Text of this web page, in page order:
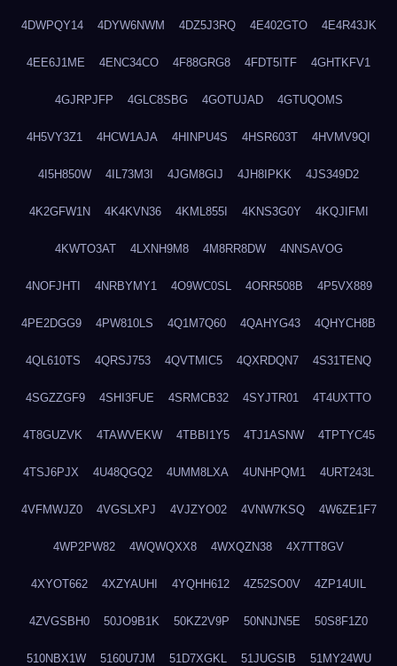
4DWPQY14 4DYW6NWM 4DZ5J3RQ 4E402GTO 4E4R43JK
4EE6J1ME 4ENC34CO 4F88GRG8 4FDT5ITF 4GHTKFV1
4GJRPJFP 4GLC8SBG 4GOTUJAD 4GTUQOMS
4H5VY3Z1 4HCW1AJA 4HINPU4S 4HSR603T 4HVMV9QI
4I5H850W 4IL73M3I 4JGM8GIJ 4JH8IPKK 4JS349D2
4K2GFW1N 4K4KVN36 4KML855I 4KNS3G0Y 4KQJIFMI
4KWTO3AT 4LXNH9M8 4M8RR8DW 4NNSAVOG
4NOFJHTI 4NRBYMY1 4O9WC0SL 4ORR508B 4P5VX889
4PE2DGG9 4PW810LS 4Q1M7Q60 4QAHYG43 4QHYCH8B
4QL610TS 4QRSJ753 4QVTMIC5 4QXRDQN7 4S31TENQ
4SGZZGF9 4SHI3FUE 4SRMCB32 4SYJTR01 4T4UXTTO
4T8GUZVK 4TAWVEKW 4TBBI1Y5 4TJ1ASNW 4TPTYC45
4TSJ6PJX 4U48QGQ2 4UMM8LXA 4UNHPQM1 4URT243L
4VFMWJZ0 4VGSLXPJ 4VJZYO02 4VNW7KSQ 4W6ZE1F7
4WP2PW82 4WQWQXX8 4WXQZN38 4X7TT8GV
4XYOT662 4XZYAUHI 4YQHH612 4Z52SO0V 4ZP14UIL
4ZVGSBH0 50JO9B1K 50KZ2V9P 50NNJN5E 50S8F1Z0
510NBX1W 5160U7JM 51D7XGKL 51JUGSIB 51MY24WU